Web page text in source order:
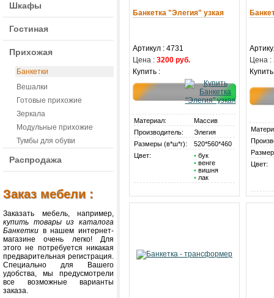
Шкафы
Гостиная
Прихожая
Банкетки
Вешалки
Готовые прихожие
Зеркала
Модульные прихожие
Тумбы для обуви
Распродажа
Заказ мебели :
Заказать мебель, например,
купить товары из каталога
Банкетки в нашем интернет-
магазине очень легко! Для
этого не потребуется никакая
предварительная регистрация.
Специально для Вашего
удобства, мы предусмотрели
все возможные варианты
заказа.
Банкетка "Элегия" узкая
Артикул : 4731
Цена : 3200 руб.
Купить :
Материал:
Массив
Производитель:
Элегия
Размеры (в*ш*г):
520*560*460
Цвет:
• бук
• венге
• вишня
• лак
Цена :
Цвет: